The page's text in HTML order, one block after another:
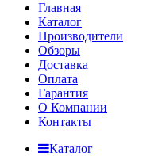
Главная
Каталог
Производители
Обзоры
Доставка
Оплата
Гарантия
О Компании
Контакты
Каталог